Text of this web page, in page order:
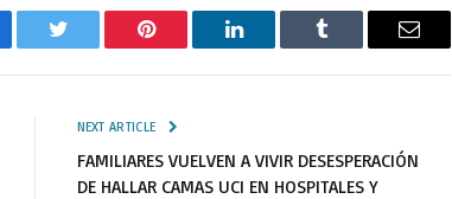
Twitter Pinterest LinkedIn Tumblr Email
NEXT ARTICLE
FAMILIARES VUELVEN A VIVIR DESESPERACIÓN
DE HALLAR CAMAS UCI EN HOSPITALES Y